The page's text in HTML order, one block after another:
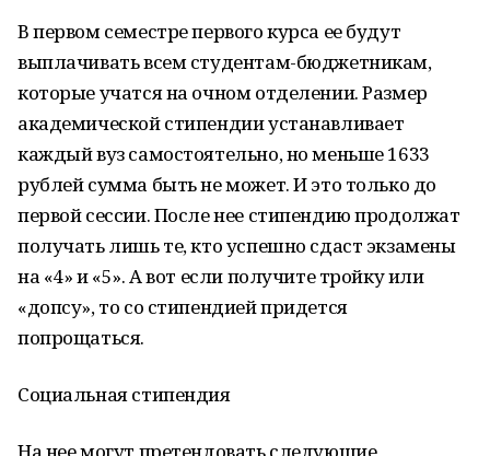
В первом семестре первого курса ее будут
выплачивать всем студентам-бюджетникам,
которые учатся на очном отделении. Размер
академической стипендии устанавливает
каждый вуз самостоятельно, но меньше 1633
рублей сумма быть не может. И это только до
первой сессии. После нее стипендию продолжат
получать лишь те, кто успешно сдаст экзамены
на «4» и «5». А вот если получите тройку или
«допсу», то со стипендией придется
попрощаться.
Социальная стипендия